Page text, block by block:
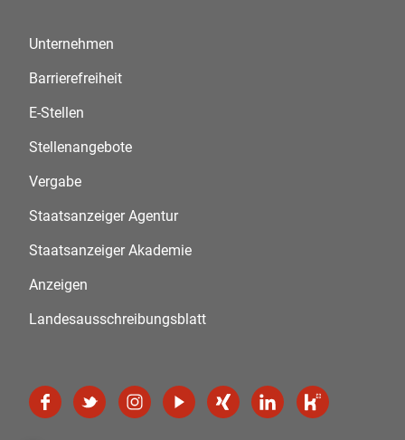
Unternehmen
Barrierefreiheit
E-Stellen
Stellenangebote
Vergabe
Staatsanzeiger Agentur
Staatsanzeiger Akademie
Anzeigen
Landesausschreibungsblatt